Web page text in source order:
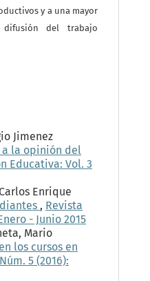
y a una mayor
del trabajo
Jimenez
a la opinión del
Educativa: Vol. 3
Enrique
, Revista
- Junio 2015
Mario
los cursos en
5 (2016):